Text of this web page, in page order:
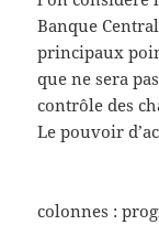
Banque
principaux
que ne sera
contrôle des
Le pouvoir
colonnes :